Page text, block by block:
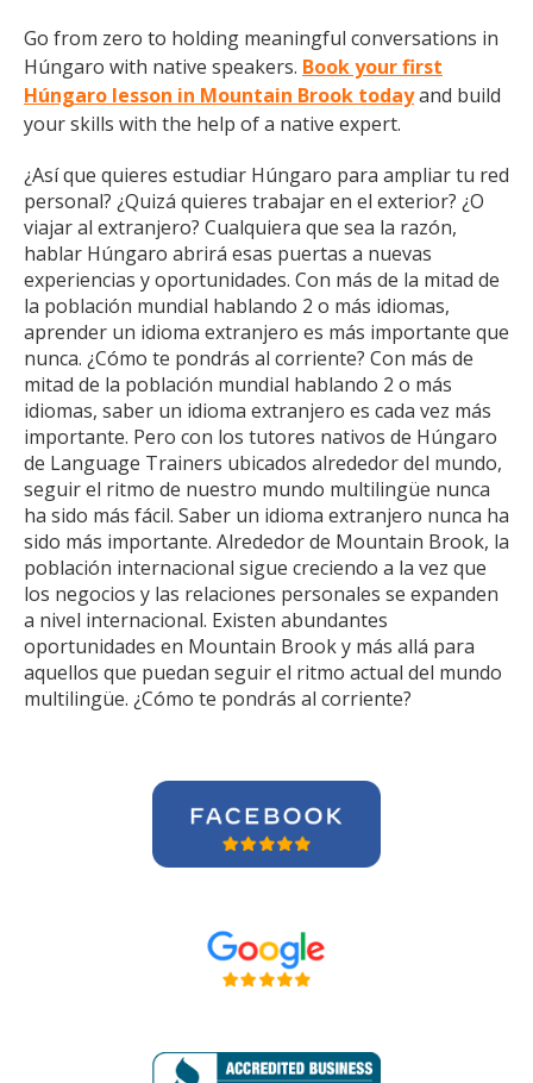
Go from zero to holding meaningful conversations in
Húngaro with native speakers. Book your first
Húngaro lesson in Mountain Brook todayand build
your skills with the help of a native expert.
¿Así que quieres estudiar Húngaro para ampliar tu red
personal? ¿Quizá quieres trabajar en el exterior? ¿O
viajar al extranjero? Cualquiera que sea la razón,
hablar Húngaro abrirá esas puertas a nuevas
experiencias y oportunidades. Con más de la mitad de
la población mundial hablando 2 o más idiomas,
aprender un idioma extranjero es más importante que
nunca. ¿Cómo te pondrás al corriente? Con más de
mitad de la población mundial hablando 2 o más
idiomas, saber un idioma extranjero es cada vez más
importante. Pero con los tutores nativos de Húngaro
de Language Trainers ubicados alrededor del mundo,
seguir el ritmo de nuestro mundo multilingüe nunca
ha sido más fácil. Saber un idioma extranjero nunca ha
sido más importante. Alrededor de Mountain Brook, la
población internacional sigue creciendo a la vez que
los negocios y las relaciones personales se expanden
a nivel internacional. Existen abundantes
oportunidades en Mountain Brook y más allá para
aquellos que puedan seguir el ritmo actual del mundo
multilingüe. ¿Cómo te pondrás al corriente?